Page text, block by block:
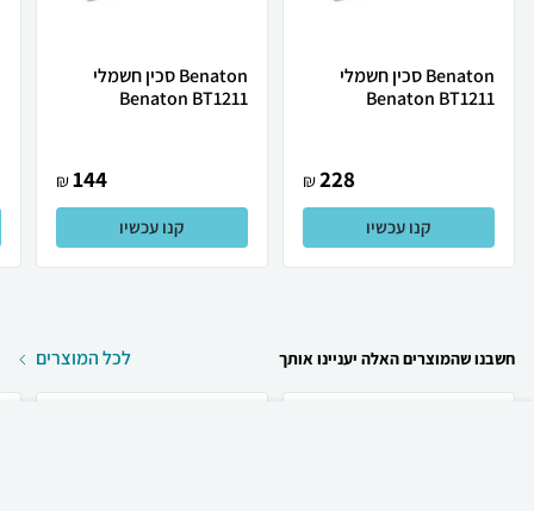
Benaton סכין חשמלי
Benaton BT1211
228
₪
קנו עכשיו
Benaton סכין חשמלי
Benaton BT1211
144
₪
קנו עכשיו
חשבנו שהמוצרים האלה יעניינו אותך לכל המוצרים